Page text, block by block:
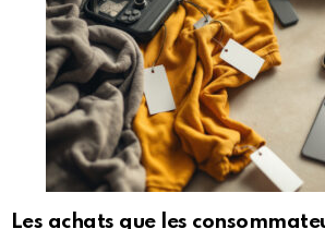
Les achats que les